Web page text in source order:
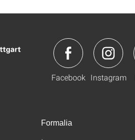
Facebook Instagram
Formalia